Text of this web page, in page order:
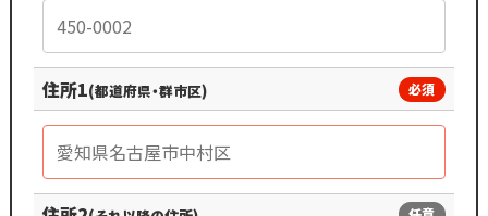
住所1(都道府県・群市区) 必須